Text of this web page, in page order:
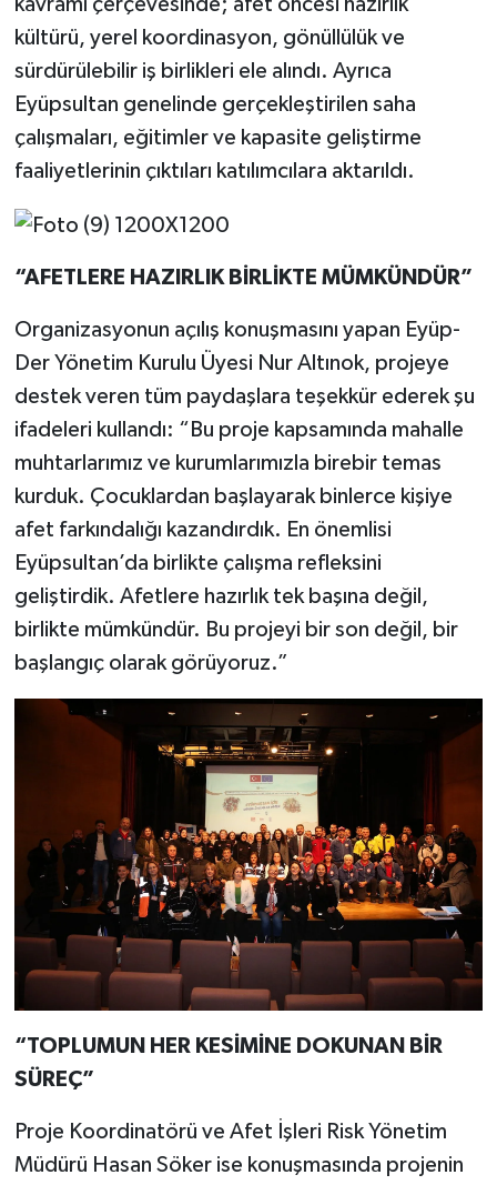
kavramı çerçevesinde; afet öncesi hazırlık
kültürü, yerel koordinasyon, gönüllülük ve
sürdürülebilir iş birlikleri ele alındı. Ayrıca
Eyüpsultan genelinde gerçekleştirilen saha
çalışmaları, eğitimler ve kapasite geliştirme
faaliyetlerinin çıktıları katılımcılara aktarıldı.
“AFETLERE HAZIRLIK BİRLİKTE MÜMKÜNDÜR”
Organizasyonun açılış konuşmasını yapan Eyüp-
Der Yönetim Kurulu Üyesi Nur Altınok, projeye
destek veren tüm paydaşlara teşekkür ederek şu
ifadeleri kullandı: “Bu proje kapsamında mahalle
muhtarlarımız ve kurumlarımızla birebir temas
kurduk. Çocuklardan başlayarak binlerce kişiye
afet farkındalığı kazandırdık. En önemlisi
Eyüpsultan’da birlikte çalışma refleksini
geliştirdik. Afetlere hazırlık tek başına değil,
birlikte mümkündür. Bu projeyi bir son değil, bir
başlangıç olarak görüyoruz.”
“TOPLUMUN HER KESİMİNE DOKUNAN BİR
SÜREÇ”
Proje Koordinatörü ve Afet İşleri Risk Yönetim
Müdürü Hasan Söker ise konuşmasında projenin